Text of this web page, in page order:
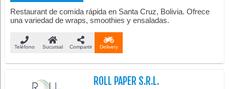
Restaurant de comida rápida en Santa Cruz, Bolivia. Ofrece
una variedad de wraps, smoothies y ensaladas.
Teléfono Sucursal Compartir Delivery
ROLL PAPER S.R.L.